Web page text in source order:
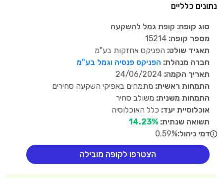
נתונים כלליים
סוג קופה: קופת גמל להשקעה
מספר קופה:
תאגיד שולט: הפניקס אחזקות בע"מ
חברה מנהלת: הפניקס פנסיה וגמל בע"מ
תאריך הקמה:
התמחות ראשית: מתמחים באפיקי השקעה סחירים
התמחות משנית: משולב סחיר
אוכלוסיית יעד: כלל האוכלוסיה
תשואה שנתית: 14.23%
דמי ניהול:0.59%
הצטרפו לקופה מובילה
או מצדדים שלישיים.